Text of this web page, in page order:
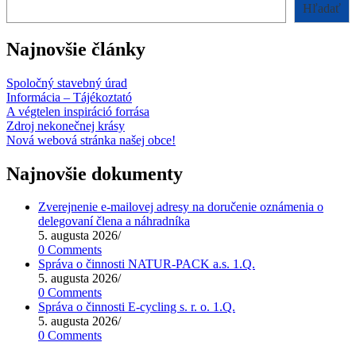
Hľadať
Najnovšie články
Spoločný stavebný úrad
Informácia – Tájékoztató
A végtelen inspiráció forrása
Zdroj nekonečnej krásy
Nová webová stránka našej obce!
Najnovšie dokumenty
Zverejnenie e-mailovej adresy na doručenie oznámenia o
delegovaní člena a náhradníka
5. augusta 2026/
0 Comments
Správa o činnosti NATUR-PACK a.s. 1.Q.
5. augusta 2026/
0 Comments
Správa o činnosti E-cycling s. r. o. 1.Q.
5. augusta 2026/
0 Comments